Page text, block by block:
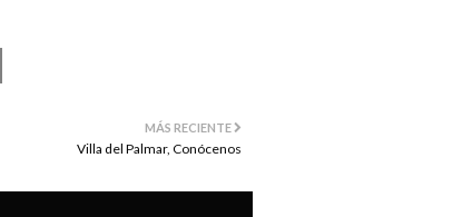
MÁS RECIENTE
Villa del Palmar, Conócenos